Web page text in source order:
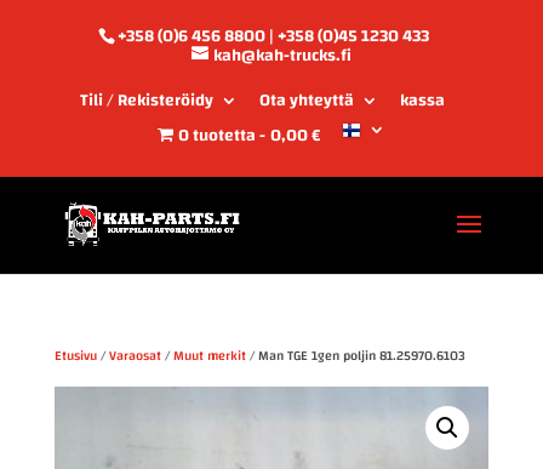
+358 (0)6 456 8800 | +358 (0)45 1230 433
kah@kah-trucks.fi
Tili / Rekisteröidy
Ota yhteyttä
kassa
0 tuotetta 0,00 €
Etusivu/Varaosat/Muut merkit/ Man TGE 1gen poljin 81.25970.6103